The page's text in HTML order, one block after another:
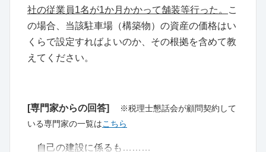
社の従業員1名が1か月かかって舗装等行った。
こ
の場合、当該駐車場（構築物）の資産の価格はい
くらで設定すればよいのか、その根拠を含めて教
えてください。
[専門家からの回答]
※税理士懇話会が顧問契約して
いる専門家の一覧はこちら
自己の建設に係るも………